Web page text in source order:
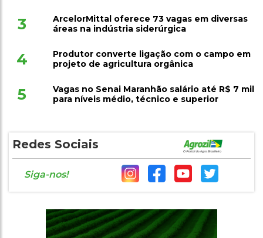
3
ArcelorMittal oferece 73 vagas em diversas
áreas na indústria siderúrgica
4
Produtor converte ligação com o campo em
projeto de agricultura orgânica
5
Vagas no Senai Maranhão salário até R$ 7 mil
para níveis médio, técnico e superior
Redes Sociais
Siga-nos!